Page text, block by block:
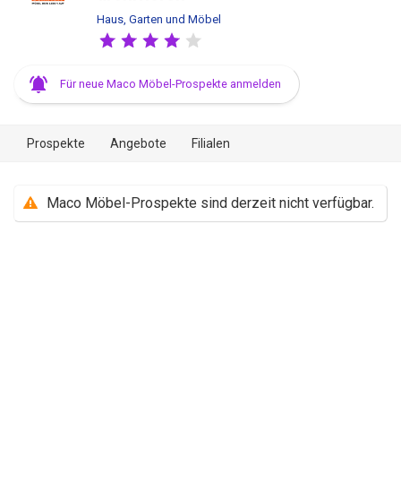
Haus, Garten und Möbel
Für neue Maco Möbel-Prospekte anmelden
Prospekte Angebote Filialen
Maco Möbel-Prospekte sind derzeit nicht verfügbar.